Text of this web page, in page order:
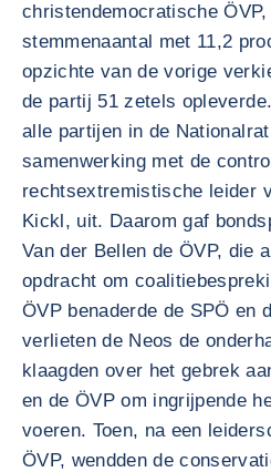
christendemocratische
stemmenaantal met 11,2
opzichte van de vorige
de partij 51 zetels
alle partijen in de
samenwerking met de
rechtsextremistische leider
Kickl, uit. Daarom gaf
Van der Bellen de ÖVP, die
opdracht om
ÖVP benaderde de SPÖ en
verlieten de Neos de
klaagden over het gebrek
en de ÖVP om ingrijpende
voeren. Toen, na een
ÖVP, wendden de